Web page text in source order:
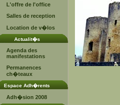
L'offre de l'office
Salles de reception
Location de v�los
Actualit�s
Agenda des
manifestations
Permanences
ch�teaux
Espace Adh�rents
Adh�sion 2008